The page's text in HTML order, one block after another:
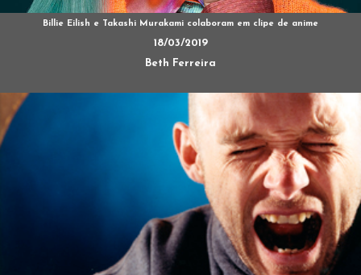
Billie Eilish e Takashi Murakami colaboram em clipe de anime
18/03/2019
Beth Ferreira